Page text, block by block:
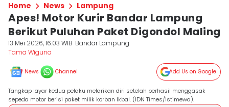
Home News Lampung
Apes! Motor Kurir Bandar Lampung
Berikut Puluhan Paket Digondol Maling
13 Mei 2026, 16:03 WIB Bandar Lampung
Tama Wiguna
News Channel Add Us on Google
Tangkap layar kedua pelaku melarikan diri setelah berhasil menggasak
sepeda motor berisi paket milik korban Ikbal. (IDN Times/Istimewa).